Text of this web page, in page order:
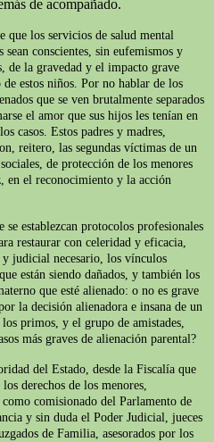
de acompañado.
que los servicios de salud mental
conscientes, sin eufemismos y
de la gravedad y el impacto grave
estos niños. Por no hablar de los
que se ven brutalmente separados
el amor que sus hijos les tenían en
casos. Estos padres y madres,
reitero, las segundas víctimas de un
de protección de los menores
en el reconocimiento y la acción
se establezcan protocolos profesionales
restaurar con celeridad y eficacia,
judicial necesario, los vínculos
están siendo dañados, y también los
que esté alienado: o no es grave
la decisión alienadora e insana de un
primos, y el grupo de amistades,
más graves de alienación parental?
del Estado, desde la Fiscalía que
derechos de los menores,
comisionado del Parlamento de
y sin duda el Poder Judicial, jueces
de Familia, asesorados por los